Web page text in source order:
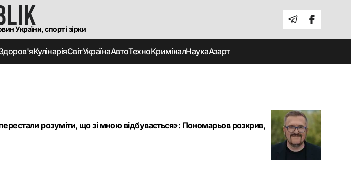
України, спорт і зірки
Здоров'яКулінаріяСвітУкраїнаАвтоТехноКриміналНаукаАзарт
розуміти, що зі мною відбувається»: Пономарьов розкрив,